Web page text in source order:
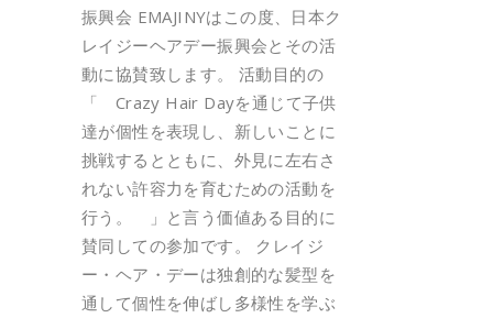
振興会 EMAJINYはこの度、日本ク
レイジーヘアデー振興会とその活
動に協賛致します。 活動目的の
「 Crazy Hair Dayを通じて子供
達が個性を表現し、新しいことに
挑戦するとともに、外見に左右さ
れない許容力を育むための活動を
行う。 」と言う価値ある目的に
賛同しての参加です。 クレイジ
ー・ヘア・デーは独創的な髪型を
通して個性を伸ばし多様性を学ぶ